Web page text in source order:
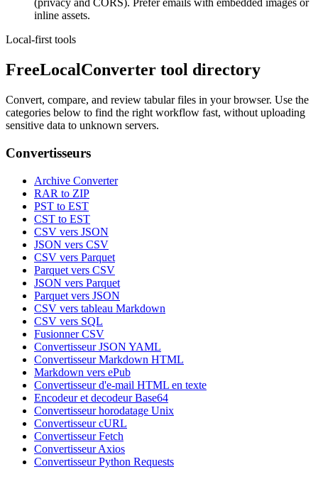
(privacy and CORS). Prefer emails with embedded images or
inline assets.
Local-first tools
FreeLocalConverter tool directory
Convert, compare, and review tabular files in your browser. Use the
categories below to find the right workflow fast, without uploading
sensitive data to unknown servers.
Convertisseurs
Archive Converter
RAR to ZIP
PST to EST
CST to EST
CSV vers JSON
JSON vers CSV
CSV vers Parquet
Parquet vers CSV
JSON vers Parquet
Parquet vers JSON
CSV vers tableau Markdown
CSV vers SQL
Fusionner CSV
Convertisseur JSON YAML
Convertisseur Markdown HTML
Markdown vers ePub
Convertisseur d'e-mail HTML en texte
Encodeur et decodeur Base64
Convertisseur horodatage Unix
Convertisseur cURL
Convertisseur Fetch
Convertisseur Axios
Convertisseur Python Requests